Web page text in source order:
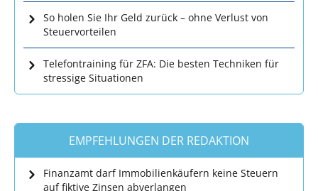
So holen Sie Ihr Geld zurück – ohne Verlust von
Steuervorteilen
Telefontraining für ZFA: Die besten Techniken für
stressige Situationen
EMPFEHLUNGEN DER REDAKTION
Finanzamt darf Immobilienkäufern keine Steuern
auf fiktive Zinsen abverlangen